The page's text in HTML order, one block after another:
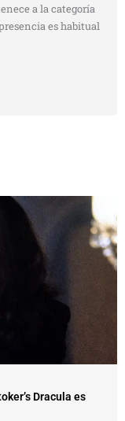
a la categoría
es habitual
Dracula es